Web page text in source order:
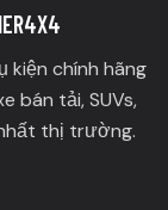
kiện chính hãng
bán tải, SUVs,
thị trường.